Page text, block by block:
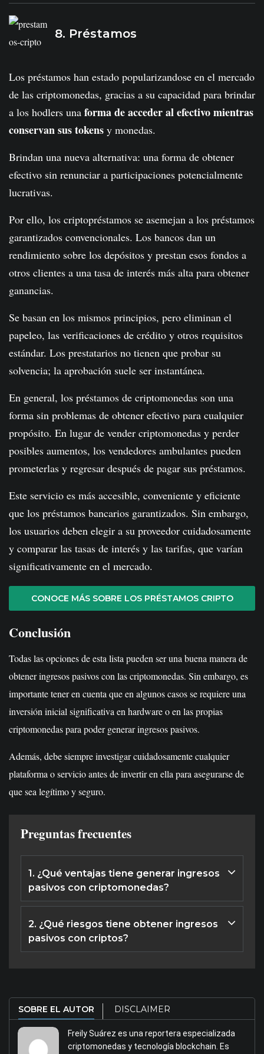
8. Préstamos
Los préstamos han estado popularizandose en el mercado
de las criptomonedas, gracias a su capacidad para brindar
a los hodlers una forma de acceder al efectivo mientras
conservan sus tokens y monedas.
Brindan una nueva alternativa: una forma de obtener
efectivo sin renunciar a participaciones potencialmente
lucrativas.
Por ello, los criptopréstamos se asemejan a los préstamos
garantizados convencionales. Los bancos dan un
rendimiento sobre los depósitos y prestan esos fondos a
otros clientes a una tasa de interés más alta para obtener
ganancias.
Se basan en los mismos principios, pero eliminan el
papeleo, las verificaciones de crédito y otros requisitos
estándar. Los prestatarios no tienen que probar su
solvencia; la aprobación suele ser instantánea.
En general, los préstamos de criptomonedas son una
forma sin problemas de obtener efectivo para cualquier
propósito. En lugar de vender criptomonedas y perder
posibles aumentos, los vendedores ambulantes pueden
prometerlas y regresar después de pagar sus préstamos.
Este servicio es más accesible, conveniente y eficiente
que los préstamos bancarios garantizados. Sin embargo,
los usuarios deben elegir a su proveedor cuidadosamente
y comparar las tasas de interés y las tarifas, que varían
significativamente en el mercado.
CONOCE MÁS SOBRE LOS PRÉSTAMOS CRIPTO
Conclusión
Todas las opciones de esta lista pueden ser una buena manera de
obtener ingresos pasivos con las criptomonedas. Sin embargo, es
importante tener en cuenta que en algunos casos se requiere una
inversión inicial significativa en hardware o en las propias
criptomonedas para poder generar ingresos pasivos.
Además, debe siempre investigar cuidadosamente cualquier
plataforma o servicio antes de invertir en ella para asegurarse de
que sea legítimo y seguro.
Preguntas frecuentes
1. ¿Qué ventajas tiene generar ingresos
pasivos con criptomonedas?
Generar ingresos pasivos con criptomonedas puede
tener varias ventajas interesantes como el potencial de
crecimiento, la diversificación y la autonomía.
2. ¿Qué riesgos tiene obtener ingresos
pasivos con criptos?
La generación de ingresos pasivos con criptomonedas
puede tener algunos riesgos que deben tenerse en
volatilidad del mercado, el riesgo regulatorio y la
seguridad.
SOBRE EL AUTOR DISCLAIMER
Freily Suárez es una reportera especializada
criptomonedas y tecnología blockchain. Es